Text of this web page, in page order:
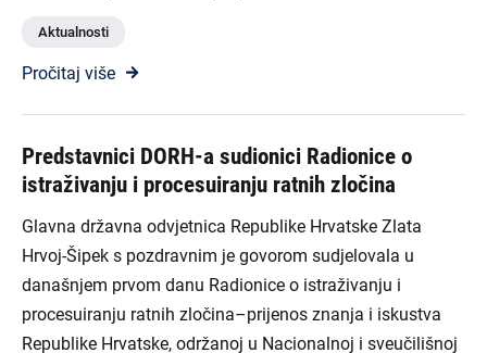
Aktualnosti
Pročitaj više
Predstavnici DORH-a sudionici Radionice o
istraživanju i procesuiranju ratnih zločina
Glavna državna odvjetnica Republike Hrvatske Zlata
Hrvoj-Šipek s pozdravnim je govorom sudjelovala u
današnjem prvom danu Radionice o istraživanju i
procesuiranju ratnih zločina–prijenos znanja i iskustva
Republike Hrvatske, održanoj u Nacionalnoj i sveučilišnoj